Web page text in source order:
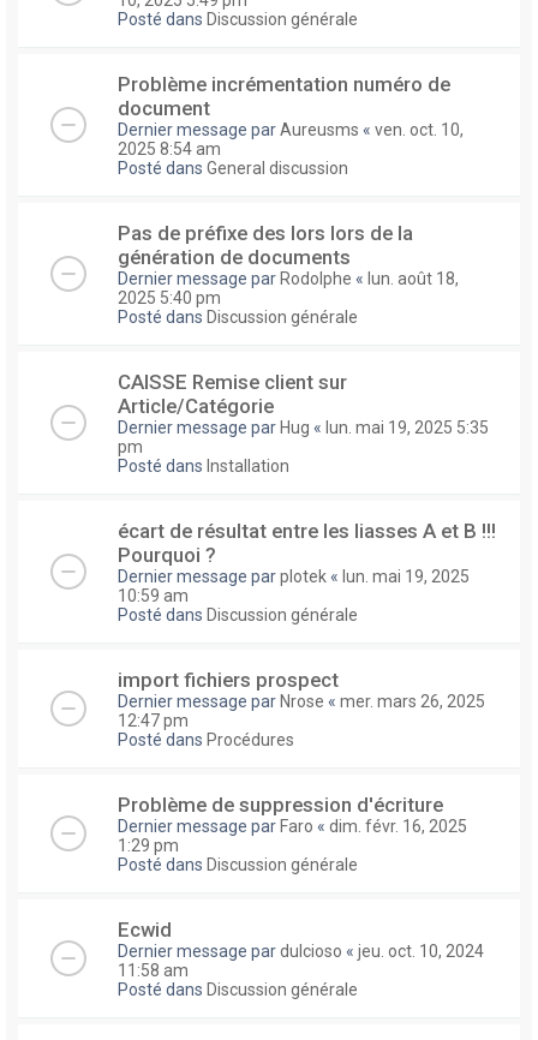
Posté dans Discussion générale
Problème incrémentation numéro de
document
Dernier message parAureusms « ven. oct. 10,
2025 8:54 am
Posté dans General discussion
Pas de préfixe des lors lors de la
génération de documents
Dernier message par Rodolphe « lun. août 18,
2025 5:40 pm
Posté dans Discussion générale
CAISSE Remise client sur
Article/Catégorie
Dernier message par Hug « lun. mai 19, 2025 5:35
pm
Posté dans Installation
écart de résultat entre les liasses A et B !!!
Pourquoi ?
Dernier message parplotek « lun. mai 19, 2025
10:59 am
Posté dans Discussion générale
import fichiers prospect
Dernier message par Nrose « mer. mars 26, 2025
12:47 pm
Posté dans Procédures
Problème de suppression d'écriture
Dernier message par Faro « dim. févr. 16, 2025
1:29 pm
Posté dans Discussion générale
Ecwid
Dernier message pardulcioso « jeu. oct. 10, 2024
11:58 am
Posté dans Discussion générale